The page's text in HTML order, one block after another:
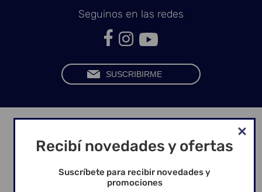
Seguinos en las redes
Información
Política de Privacidad
Recibí novedades y ofertas
Suscríbete para recibir novedades y
promociones